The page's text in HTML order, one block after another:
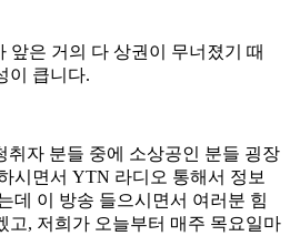
앞은 거의 다 상권이 무너졌기 때
이 큽니다.
취자 분들 중에 소상공인 분들 굉장
시면서 YTN 라디오 통해서 정보
데 이 방송 들으시면서 여러분 힘
고, 저희가 오늘부터 매주 목요일마